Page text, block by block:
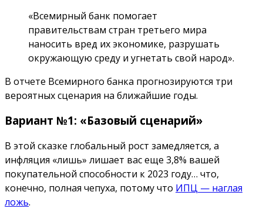
«Всемирный банк помогает
правительствам стран третьего мира
наносить вред их экономике, разрушать
окружающую среду и угнетать свой народ».
В отчете Всемирного банка прогнозируются три
вероятных сценария на ближайшие годы.
Вариант №1: «Базовый сценарий»
В этой сказке глобальный рост замедляется, а
инфляция «лишь» лишает вас еще 3,8% вашей
покупательной способности к 2023 году… что,
конечно, полная чепуха, потому что ИПЦ — наглая
ложь.